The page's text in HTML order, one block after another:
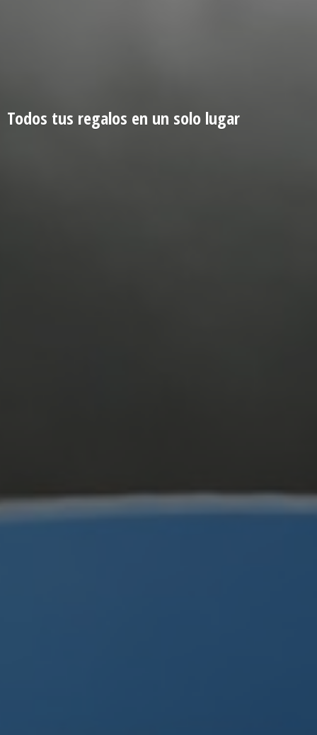
Todos tus regalos en un solo lugar